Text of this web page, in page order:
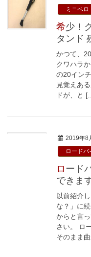
ミニベロ
希少！クワハラ ガープ 専用キックス
タンド
かつて、
クワハラ
の20イン
見覚えあ
ドが、と
2019年8
ロードバ
ロードバイクで1ｍ間隔のスラローム
できま
以前紹介
な？」に
からと言
さい。 ロ
そのまま